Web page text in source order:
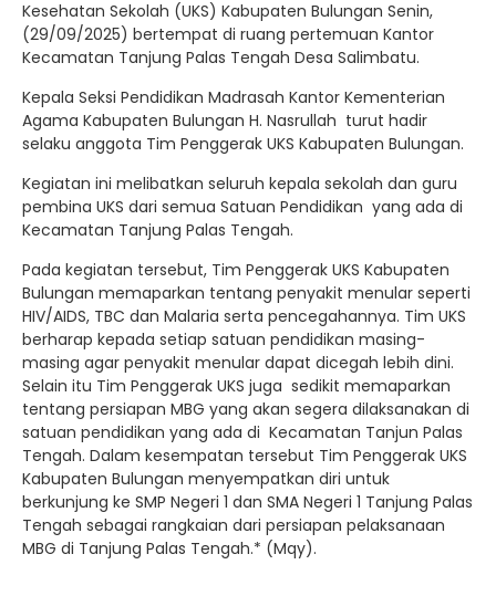
Kesehatan Sekolah (UKS) Kabupaten Bulungan Senin,
(29/09/2025) bertempat di ruang pertemuan Kantor
Kecamatan Tanjung Palas Tengah Desa Salimbatu.
Kepala Seksi Pendidikan Madrasah Kantor Kementerian
Agama Kabupaten Bulungan H. Nasrullah turut hadir
selaku anggota Tim Penggerak UKS Kabupaten Bulungan.
Kegiatan ini melibatkan seluruh kepala sekolah dan guru
pembina UKS dari semua Satuan Pendidikan yang ada di
Kecamatan Tanjung Palas Tengah.
Pada kegiatan tersebut, Tim Penggerak UKS Kabupaten
Bulungan memaparkan tentang penyakit menular seperti
HIV/AIDS, TBC dan Malaria serta pencegahannya. Tim UKS
berharap kepada setiap satuan pendidikan masing-
masing agar penyakit menular dapat dicegah lebih dini.
Selain itu Tim Penggerak UKS juga sedikit memaparkan
tentang persiapan MBG yang akan segera dilaksanakan di
satuan pendidikan yang ada di Kecamatan Tanjun Palas
Tengah. Dalam kesempatan tersebut Tim Penggerak UKS
Kabupaten Bulungan menyempatkan diri untuk
berkunjung ke SMP Negeri 1 dan SMA Negeri 1 Tanjung Palas
Tengah sebagai rangkaian dari persiapan pelaksanaan
MBG di Tanjung Palas Tengah.* (Mqy).